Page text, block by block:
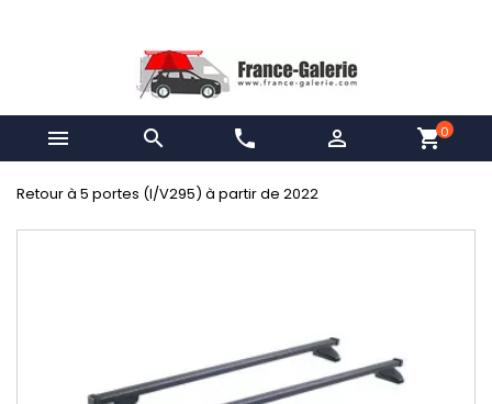
  phone  shopping_cart0
Retour à 5 portes (I/V295) à partir de 2022